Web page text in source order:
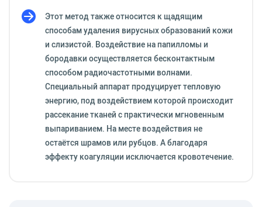
Этот метод также относится к щадящим
способам удаления вирусных образований кожи
и слизистой. Воздействие на папилломы и
бородавки осуществляется бесконтактным
способом радиочастотными волнами.
Специальный аппарат продуцирует тепловую
энергию, под воздействием которой происходит
рассекание тканей с практически мгновенным
выпариванием. На месте воздействия не
остаётся шрамов или рубцов. А благодаря
эффекту коагуляции исключается кровотечение.